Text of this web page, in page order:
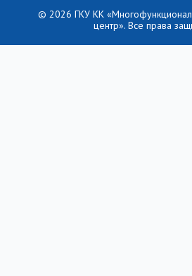
© 2026 ГКУ КК
центр». Все права